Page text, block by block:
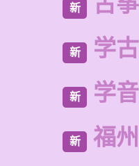
新
新 学
新 学
新 福